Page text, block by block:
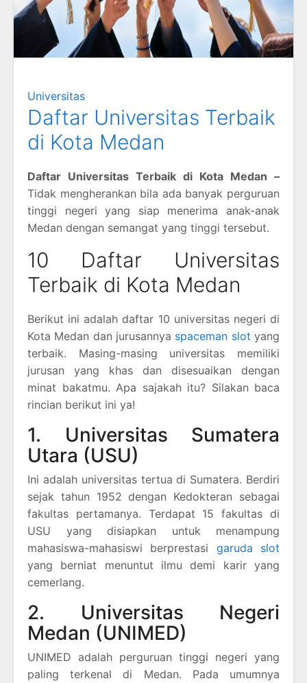
Universitas
Daftar Universitas Terbaik
di Kota Medan
Daftar Universitas Terbaik di Kota Medan –
Tidak mengherankan bila ada banyak perguruan
tinggi negeri yang siap menerima anak-anak
Medan dengan semangat yang tinggi tersebut.
10 Daftar Universitas
Terbaik di Kota Medan
Berikut ini adalah daftar 10 universitas negeri di
Kota Medan dan jurusannya spaceman slot yang
terbaik. Masing-masing universitas memiliki
jurusan yang khas dan disesuaikan dengan
minat bakatmu. Apa sajakah itu? Silakan baca
rincian berikut ini ya!
1. Universitas Sumatera
Utara (USU)
Ini adalah universitas tertua di Sumatera. Berdiri
sejak tahun 1952 dengan Kedokteran sebagai
fakultas pertamanya. Terdapat 15 fakultas di
USU yang disiapkan untuk menampung
mahasiswa-mahasiswi berprestasi garuda slot
yang berniat menuntut ilmu demi karir yang
cemerlang.
2. Universitas Negeri
Medan (UNIMED)
UNIMED adalah perguruan tinggi negeri yang
paling terkenal di Medan. Pada umumnya